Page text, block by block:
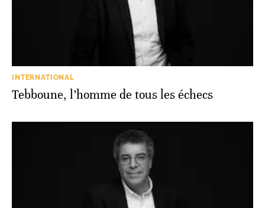
INTERNATIONAL
Tebboune, l’homme de tous les échecs